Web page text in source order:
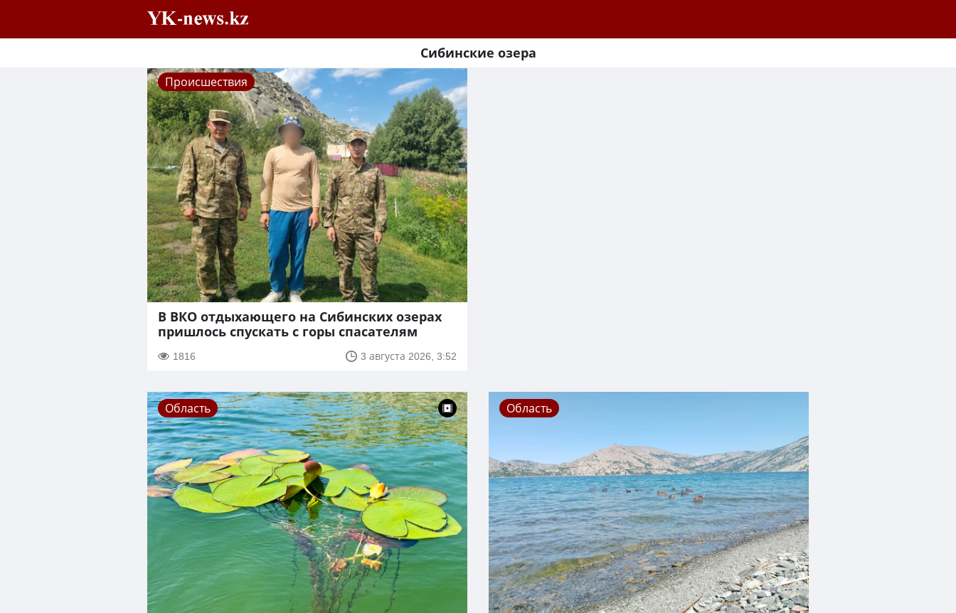
Сибинские озера
Происшествия
В ВКО отдыхающего на Сибинских озерах
пришлось спускать с горы спасателям
1816 3 августа 2026, 3:52
Область Область